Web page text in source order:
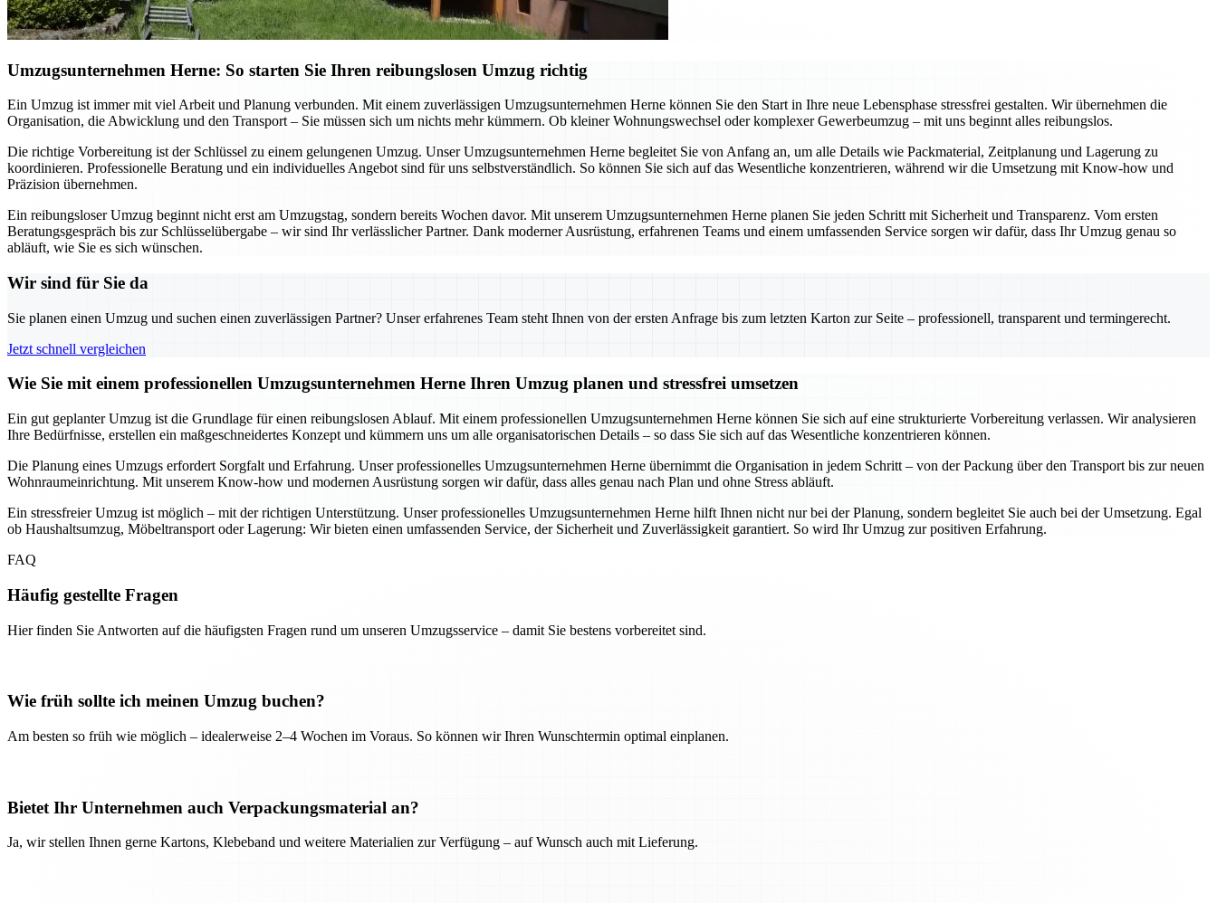
Umzugsunternehmen Herne: So starten Sie Ihren reibungslosen Umzug richtig
Ein Umzug ist immer mit viel Arbeit und Planung verbunden. Mit einem zuverlässigen Umzugsunternehmen Herne können Sie den Start in Ihre neue Lebensphase stressfrei gestalten. Wir übernehmen die
Organisation, die Abwicklung und den Transport – Sie müssen sich um nichts mehr kümmern. Ob kleiner Wohnungswechsel oder komplexer Gewerbeumzug – mit uns beginnt alles reibungslos.
Die richtige Vorbereitung ist der Schlüssel zu einem gelungenen Umzug. Unser Umzugsunternehmen Herne begleitet Sie von Anfang an, um alle Details wie Packmaterial, Zeitplanung und Lagerung zu
koordinieren. Professionelle Beratung und ein individuelles Angebot sind für uns selbstverständlich. So können Sie sich auf das Wesentliche konzentrieren, während wir die Umsetzung mit Know-how und
Präzision übernehmen.
Ein reibungsloser Umzug beginnt nicht erst am Umzugstag, sondern bereits Wochen davor. Mit unserem Umzugsunternehmen Herne planen Sie jeden Schritt mit Sicherheit und Transparenz. Vom ersten
Beratungsgespräch bis zur Schlüsselübergabe – wir sind Ihr verlässlicher Partner. Dank moderner Ausrüstung, erfahrenen Teams und einem umfassenden Service sorgen wir dafür, dass Ihr Umzug genau so
abläuft, wie Sie es sich wünschen.
Wir sind für Sie da
Sie planen einen Umzug und suchen einen zuverlässigen Partner? Unser erfahrenes Team steht Ihnen von der ersten Anfrage bis zum letzten Karton zur Seite – professionell, transparent und termingerecht.
Jetzt schnell vergleichen
Wie Sie mit einem professionellen Umzugsunternehmen Herne Ihren Umzug planen und stressfrei umsetzen
Ein gut geplanter Umzug ist die Grundlage für einen reibungslosen Ablauf. Mit einem professionellen Umzugsunternehmen Herne können Sie sich auf eine strukturierte Vorbereitung verlassen. Wir analysieren
Ihre Bedürfnisse, erstellen ein maßgeschneidertes Konzept und kümmern uns um alle organisatorischen Details – so dass Sie sich auf das Wesentliche konzentrieren können.
Die Planung eines Umzugs erfordert Sorgfalt und Erfahrung. Unser professionelles Umzugsunternehmen Herne übernimmt die Organisation in jedem Schritt – von der Packung über den Transport bis zur neuen
Wohnraumeinrichtung. Mit unserem Know-how und modernen Ausrüstung sorgen wir dafür, dass alles genau nach Plan und ohne Stress abläuft.
Ein stressfreier Umzug ist möglich – mit der richtigen Unterstützung. Unser professionelles Umzugsunternehmen Herne hilft Ihnen nicht nur bei der Planung, sondern begleitet Sie auch bei der Umsetzung. Egal
ob Haushaltsumzug, Möbeltransport oder Lagerung: Wir bieten einen umfassenden Service, der Sicherheit und Zuverlässigkeit garantiert. So wird Ihr Umzug zur positiven Erfahrung.
FAQ
Häufig gestellte Fragen
Hier finden Sie Antworten auf die häufigsten Fragen rund um unseren Umzugsservice – damit Sie bestens vorbereitet sind.
Wie früh sollte ich meinen Umzug buchen?
Am besten so früh wie möglich – idealerweise 2–4 Wochen im Voraus. So können wir Ihren Wunschtermin optimal einplanen.
Bietet Ihr Unternehmen auch Verpackungsmaterial an?
Ja, wir stellen Ihnen gerne Kartons, Klebeband und weitere Materialien zur Verfügung – auf Wunsch auch mit Lieferung.